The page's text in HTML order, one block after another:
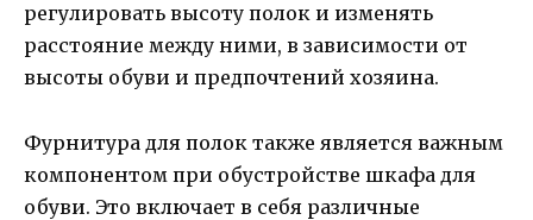
регулировать высоту полок и изменять
расстояние между ними, в зависимости от
высоты обуви и предпочтений хозяина.
Фурнитура для полок также является важным
компонентом при обустройстве шкафа для
обуви. Это включает в себя различные